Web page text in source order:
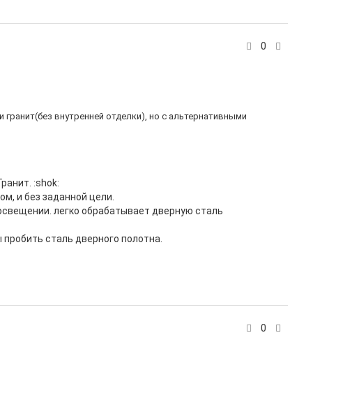
0
внутренней отделки), но с альтернативными
:shok:
и без заданной цели.
легко обрабатывает дверную сталь
сталь дверного полотна.
0